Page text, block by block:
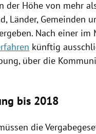
der Höhe von mehr
Länder, Gemeinden
Nach einer
künftig
über die
bis 2018
die